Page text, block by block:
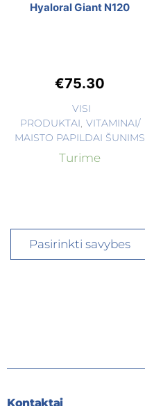
Hyaloral Giant N120
€75.30
VISI
PRODUKTAI VITAMINAI/
MAISTO PAPILDAI ŠUNIMS
Turime
Pasirinkti savybes
Kontaktai